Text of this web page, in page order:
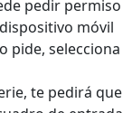
pedir permiso
móvil
pide, selecciona
te pedirá que